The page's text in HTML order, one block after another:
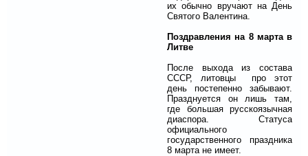
их обычно вручают на День
Святого Валентина.
Поздравления на 8 марта в
Литве
После выхода из состава
СССР, литовцы про этот
день постепенно забывают.
Празднуется он лишь там,
где большая русскоязычная
диаспора. Статуса
официального
государственного праздника
8 марта не имеет.